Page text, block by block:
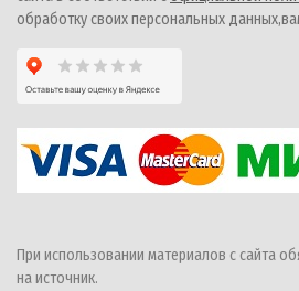
обработку своих персональных
При использовании материалов с сайта
на источник.